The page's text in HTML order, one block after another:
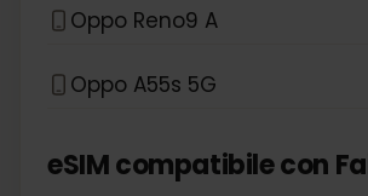
Oppo Reno9 A
Oppo A55s 5G
eSIM compatibile con